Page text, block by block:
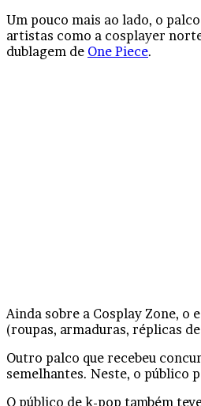
Um pouco mais ao lado, o
artistas como a cosplayer
dublagem de One Piece.
Ainda sobre a Cosplay Zone, o
(roupas, armaduras, réplicas
Outro palco que recebeu
semelhantes. Neste, o público
O público de k-pop também